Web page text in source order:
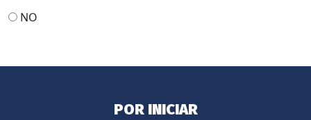
NO
POR INICIAR